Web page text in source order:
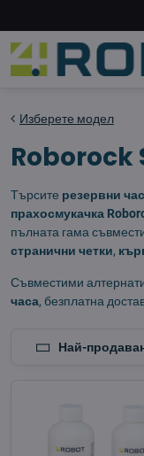
Изберете модел
Roborock
Търсите резервни
прахосмукачка
пълната гама
странични четки,
Съвместими
часа, безплатна
Най-